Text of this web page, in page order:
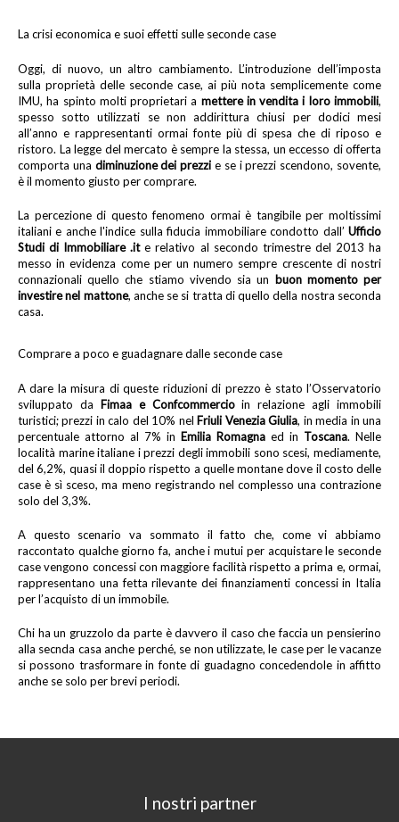
La crisi economica e suoi effetti sulle seconde case
Oggi, di nuovo, un altro cambiamento. L’introduzione dell’imposta
sulla proprietà delle seconde case, ai più nota semplicemente come
IMU, ha spinto molti proprietari a mettere in vendita i loro immobili,
spesso sotto utilizzati se non addirittura chiusi per dodici mesi
all’anno e rappresentanti ormai fonte più di spesa che di riposo e
ristoro. La legge del mercato è sempre la stessa, un eccesso di offerta
comporta una diminuzione dei prezzi e se i prezzi scendono, sovente,
è il momento giusto per comprare.
La percezione di questo fenomeno ormai è tangibile per moltissimi
italiani e anche l'indice sulla fiducia immobiliare condotto dall’ Ufficio
Studi di Immobiliare .ite relativo al secondo trimestre del 2013 ha
messo in evidenza come per un numero sempre crescente di nostri
connazionali quello che stiamo vivendo sia un buon momento per
investire nel mattone, anche se si tratta di quello della nostra seconda
casa.
Comprare a poco e guadagnare dalle seconde case
A dare la misura di queste riduzioni di prezzo è stato l’Osservatorio
sviluppato da Fimaa e Confcommercioin relazione agli immobili
turistici; prezzi in calo del 10% nelFriuli Venezia Giulia, in media in una
percentuale attorno al 7% in Emilia Romagna ed in Toscana. Nelle
località marine italiane i prezzi degli immobili sono scesi, mediamente,
del 6,2%, quasi il doppio rispetto a quelle montane dove il costo delle
case è sì sceso, ma meno registrando nel complesso una contrazione
solo del 3,3%.
A questo scenario va sommato il fatto che, come vi abbiamo
raccontato qualche giorno fa, anche i mutui per acquistare le seconde
case vengono concessi con maggiore facilità rispetto a prima e, ormai,
rappresentano una fetta rilevante dei finanziamenti concessi in Italia
per l’acquisto di un immobile.
Chi ha un gruzzolo da parte è davvero il caso che faccia un pensierino
alla secnda casa anche perché, se non utilizzate, le case per le vacanze
si possono trasformare in fonte di guadagno concedendole in affitto
anche se solo per brevi periodi.
I nostri partner